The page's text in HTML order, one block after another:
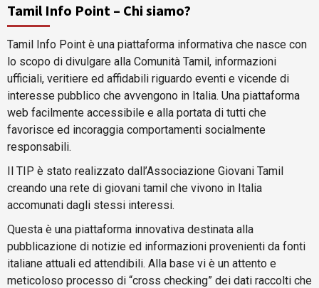
Tamil Info Point – Chi siamo?
Tamil Info Point è una piattaforma informativa che nasce con
lo scopo di divulgare alla Comunità Tamil, informazioni
ufficiali, veritiere ed affidabili riguardo eventi e vicende di
interesse pubblico che avvengono in Italia. Una piattaforma
web facilmente accessibile e alla portata di tutti che
favorisce ed incoraggia comportamenti socialmente
responsabili.
Il TIP è stato realizzato dall’Associazione Giovani Tamil
creando una rete di giovani tamil che vivono in Italia
accomunati dagli stessi interessi.
Questa è una piattaforma innovativa destinata alla
pubblicazione di notizie ed informazioni provenienti da fonti
italiane attuali ed attendibili. Alla base vi è un attento e
meticoloso processo di “cross checking” dei dati raccolti che